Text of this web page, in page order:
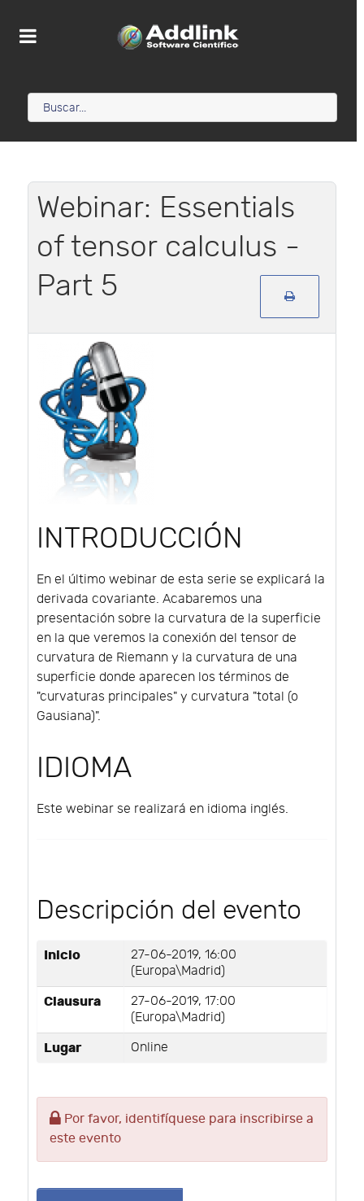
Webinar: Essentials
of tensor calculus -
Part 5
INTRODUCCIÓN
En el último webinar de esta serie se explicará la
derivada covariante. Acabaremos una
presentación sobre la curvatura de la superficie
en la que veremos la conexión del tensor de
curvatura de Riemann y la curvatura de una
superficie donde aparecen los términos de
"curvaturas principales" y curvatura "total (o
Gausiana)".
IDIOMA
Este webinar se realizará en idioma inglés.
Descripción del evento
Inicio
27-06-2019, 16:00
(Europa\Madrid)
Clausura
27-06-2019, 17:00
(Europa\Madrid)
Lugar Online
Por favor, identifíquese para inscribirse a
este evento